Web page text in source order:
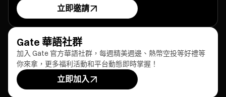
立即邀請
Gate 華語社群
加入 Gate 官方華語社群，每週精美週邊、熱幣空投等好禮等
你來拿，更多福利活動和平台動態即時掌握！
立即加入